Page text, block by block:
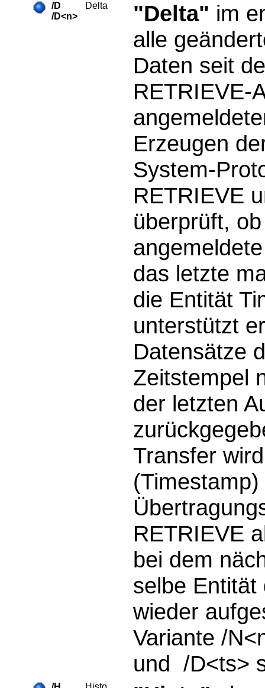
/D
/D<n>
Delta "Delta" im
alle
Daten seit
RETRIEVE-
Erzeugen
System-
RETRIEVE
überprüft,
das letzte
die Entität
unterstützt
Datensätze
Zeitstempel
der letzten
Transfer
RETRIEVE
bei dem
selbe
wieder
Variante /
und /D<ts>